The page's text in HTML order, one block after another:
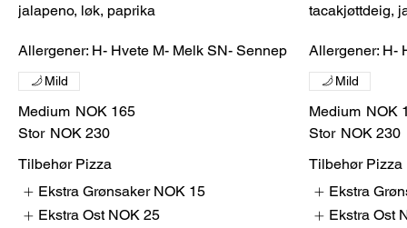
jalapeno, løk, paprika
Allergener: H- Hvete M- Melk SN- Sennep
Medium NOK 165
Stor NOK 230
Mild
Tilbehør Pizza
Ekstra Grønsaker NOK 15
Ekstra Ost NOK 25
tacakjøttdeig,
Allergener: H-
Medium NOK
Stor NOK 230
Mild
Tilbehør Pizza
Ekstra
Ekstra Ost